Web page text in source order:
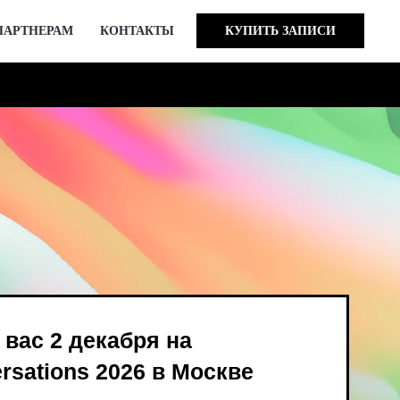
КОНТАКТЫ КУПИТЬ ЗАПИСИ
Bird и опен-колл
августе
на
в Москве